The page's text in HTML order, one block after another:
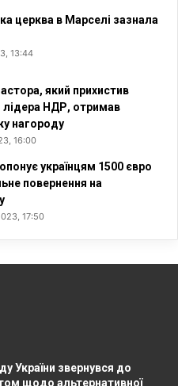
церква в Марселі зазнала
13:44
який прихистив
лідера НДР, отримав
нагороду
16:00
українцям 1500 євро
повернення на
17:50
України звернувся до
щодо альтернативної